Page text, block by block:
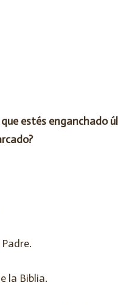
estés enganchado
la Biblia.